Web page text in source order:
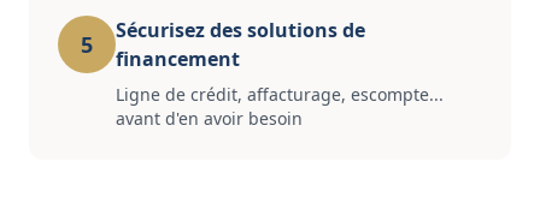
5
Sécurisez des solutions de
financement
Ligne de crédit, affacturage, escompte...
avant d'en avoir besoin